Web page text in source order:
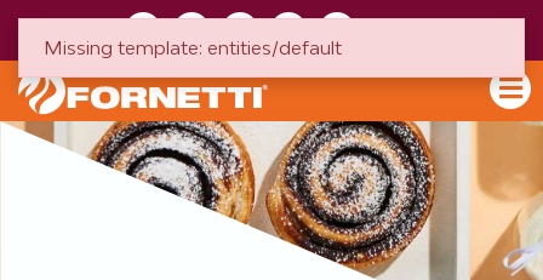
Missing template: entities/default